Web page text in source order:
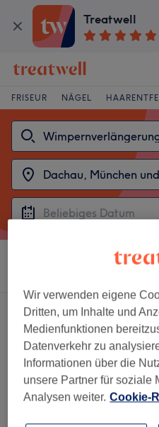
Treatwell
FRISEUR NÄGEL
2 Salons die anbieten:
wimpernverlängerung in Dachau,
Wir verwenden eigene
Dritten, um Inhalte und
Medienfunktionen
Datenverkehr zu
Informationen über die
unsere Partner für soziale
Analysen weiter. Cookie-